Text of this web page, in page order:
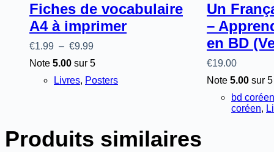
Fiches de vocabulaire
A4 à imprimer
€1.99 – €9.99Plage
prix :
€1.99
Note 5.00 sur 5
Livres, Posters
Un
–
en BD
€19.00
Note 5.00 sur 5
bd
coréen,
Produits similaires